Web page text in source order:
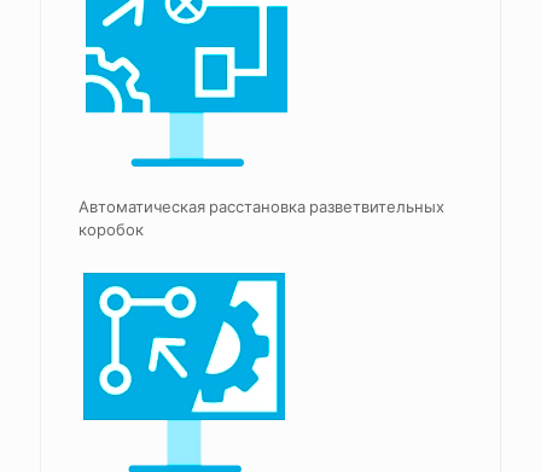
Автоматическая расстановка разветвительных
коробок